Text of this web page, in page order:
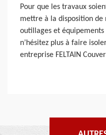
Pour que les travaux
mettre à la disposition de
outillages et équipements
n’hésitez plus à faire
entreprise FELTAIN